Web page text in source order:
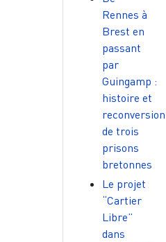
Rennes à
Brest en
passant
par
Guingamp :
histoire et
reconversion
de trois
prisons
bretonnes
Le projet
“Cartier
Libre”
dans